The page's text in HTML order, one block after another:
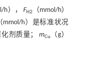
h）， FH2
（mmol/h）
mmol/h）是标准状况
剂质量； mCu
（g）